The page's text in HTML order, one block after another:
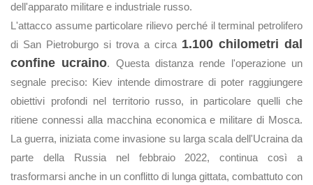
dell'apparato militare e industriale russo.
L'attacco assume particolare rilievo perché il terminal petrolifero
di San Pietroburgo si trova a circa 1.100 chilometri dal
confine ucraino. Questa distanza rende l'operazione un
segnale preciso: Kiev intende dimostrare di poter raggiungere
obiettivi profondi nel territorio russo, in particolare quelli che
ritiene connessi alla macchina economica e militare di Mosca.
La guerra, iniziata come invasione su larga scala dell'Ucraina da
parte della Russia nel febbraio 2022, continua così a
trasformarsi anche in un conflitto di lunga gittata, combattuto con